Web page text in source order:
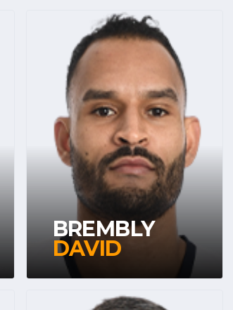
BREMBLY
DAVID